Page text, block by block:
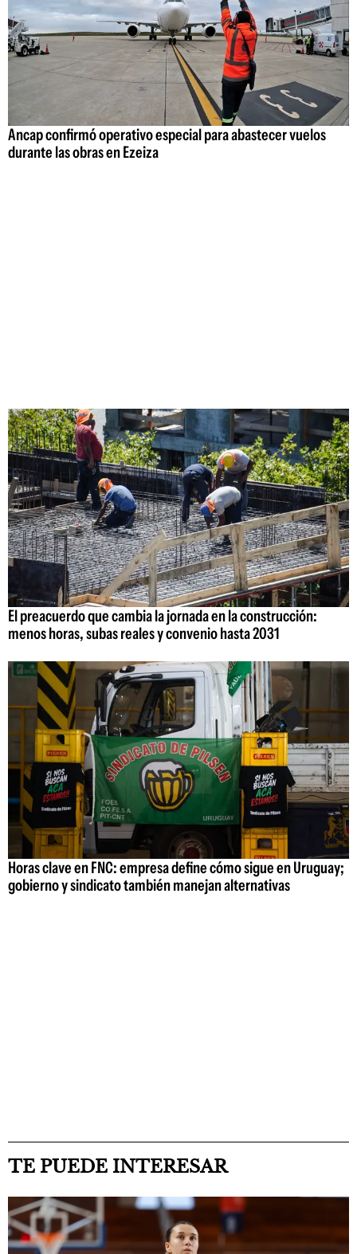
Ancap confirmó operativo especial para abastecer vuelos
durante las obras en Ezeiza
El preacuerdo que cambia la jornada en la construcción:
menos horas, subas reales y convenio hasta 2031
Horas clave en FNC: empresa define cómo sigue en Uruguay;
gobierno y sindicato también manejan alternativas
TE PUEDE INTERESAR